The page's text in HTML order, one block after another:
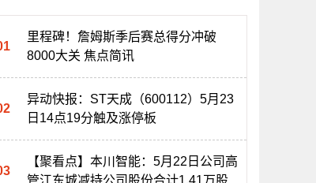
里程碑！詹姆斯季后赛总得分冲破
8000大关 焦点简讯
异动快报：ST天成（600112）5月23
日14点19分触及涨停板
【聚看点】本川智能：5月22日公司高
管江东城减持公司股份合计1.41万股